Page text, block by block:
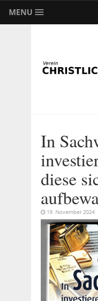
MENU
In
diese
19. November 2024